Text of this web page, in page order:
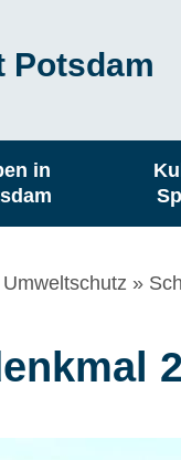
Potsdam
in
Umweltschutz